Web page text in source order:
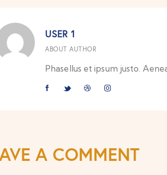
USER 1
ABOUT AUTHOR
Phasellus et ipsum justo.
A COMMENT